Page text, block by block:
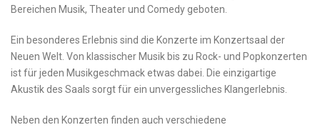
Bereichen Musik, Theater und Comedy geboten.
Ein besonderes Erlebnis sind die Konzerte ‌im Konzertsaal der
Neuen Welt. Von klassischer Musik bis zu Rock- und⁤ Popkonzerten
ist für jeden Musikgeschmack etwas dabei. Die einzigartige⁣
Akustik des Saals sorgt⁢ für ein unvergessliches⁢ Klangerlebnis.
Neben den Konzerten‍ finden auch verschiedene